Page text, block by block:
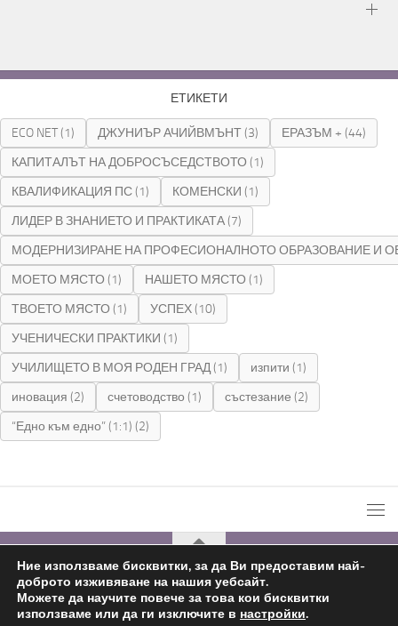
ЕТИКЕТИ
ECO NET(1) ДЖУНИЪР АЧИЙВМЪНТ(3) ЕРАЗЪМ + (44)
КАПИТАЛЪТ НА ДОБРОСЪСЕДСТВОТО (1)
КВАЛИФИКАЦИЯ ПС(1) КОМЕНСКИ (1)
ЛИДЕР В ЗНАНИЕТО И ПРАКТИКАТА(7)
МОДЕРНИЗИРАНЕ НА ПРОФЕСИОНАЛНОТО ОБРАЗОВАНИЕ И
МОЕТО МЯСТО (1) НАШЕТО МЯСТО (1)
ТВОЕТО МЯСТО (1) УСПЕХ(10)
УЧЕНИЧЕСКИ ПРАКТИКИ (1)
УЧИЛИЩЕТО В МОЯ РОДЕН ГРАД(1) изпити (1)
иновация (2) счетоводство (1) състезание (2)
“Едно към едно” (1:1) (2)
С подкрепата наНиколай Комнев2019 - 2026
Ние използваме бисквитки, за да Ви предоставим най-
доброто изживяване на нашия уебсайт.
Можете да научите повече за това кои бисквитки
използваме или да ги изключите в настройки.